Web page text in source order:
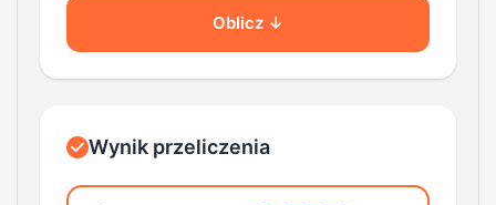
Oblicz ↓
Wynik przeliczenia